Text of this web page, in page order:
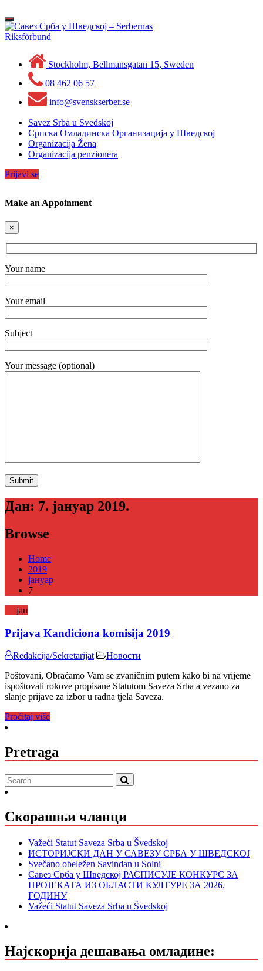
to
content
Toggle
navigation
Stockholm, Bellmansgatan 15, Sweden
08 462 06 57
info@svenskserber.se
Savez Srba u Svedskoj
Српска Омладинска Организација у Шведској
Organizacija Žena
Organizacija penzionera
Prijavi se
Make an Appoinment
×
Your name
Your email
Subject
Your message (optional)
Дан: 7. јануар 2019.
Browse
Home
2019
јануар
7
јан
Prijava Kandiciona komisija 2019
Redakcija/Sekretarijat
Новости
Poštovani, Obraćamo Vam se zvaničnim putem kako bi na vrijeme
ispoštovali rokove propisane Statutom Saveza Srba a vezano za
slanje prijave za izbor u radna tjela Saveza.
Pročitaj više
Pretraga
Скорашњи чланци
Važeći Statut Saveza Srba u Švedskoj
ИСТОРИЈСКИ ДАН У САВЕЗУ СРБА У ШВЕДСКОЈ
Svečano obeležen Savindan u Solni
Савез Срба у Шведској РАСПИСУЈЕ КОНКУРС ЗА
ПРОЈЕКАТА ИЗ ОБЛАСТИ КУЛТУРЕ ЗА 2026.
ГОДИНУ
Važeći Statut Saveza Srba u Švedskoj
Најскорија дешавања омладине: